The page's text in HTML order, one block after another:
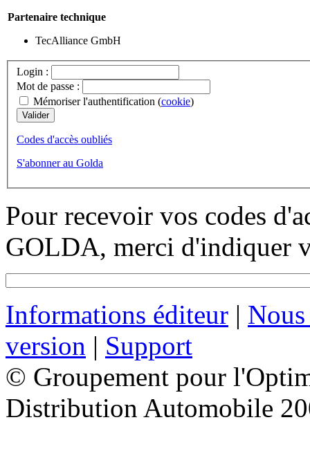
Partenaire technique
TecAlliance GmbH
Login :
Mot de passe :
Mémoriser l'authentification (cookie)
Codes d'accès oubliés
S'abonner au Golda
Pour recevoir vos codes
GOLDA, merci d'indiquer
Informations éditeur |
version | Support
© Groupement pour
Distribution Automobile